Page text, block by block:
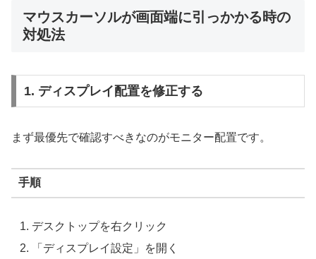
マウスカーソルが画面端に引っかかる時の
対処法
1. ディスプレイ配置を修正する
まず最優先で確認すべきなのがモニター配置です。
手順
デスクトップを右クリック
「ディスプレイ設定」を開く